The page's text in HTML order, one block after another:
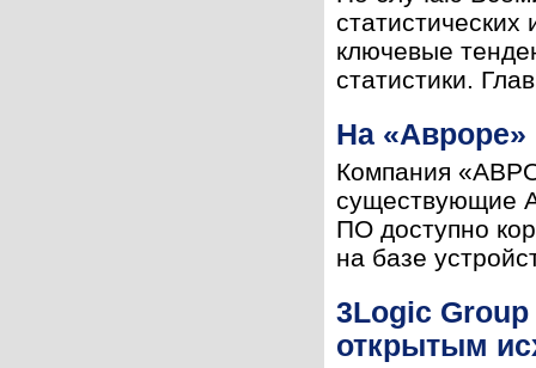
ключевые
статистики.
На «Авроре»
Компания
существующие
ПО доступно
на базе
3Logic
открытым